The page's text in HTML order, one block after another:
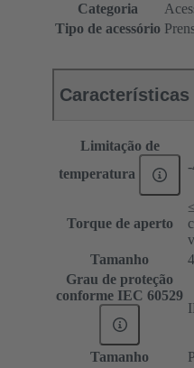
Categoria
Tipo de acessório
Limitação de
temperatura
Torque de aperto
Tamanho
Grau de proteção
conforme IEC 60529
Tamanho